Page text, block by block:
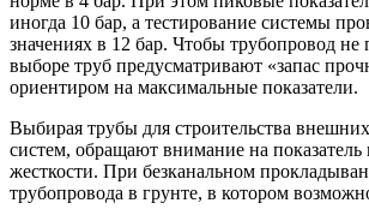
иногда 10 бар, а тестирование системы
значениях в 12 бар. Чтобы трубопровод не
выборе труб предусматривают «запас
ориентиром на максимальные показатели.
Выбирая трубы для строительства
систем, обращают внимание на показатель
жесткости. При безканальном
трубопровода в грунте, в котором